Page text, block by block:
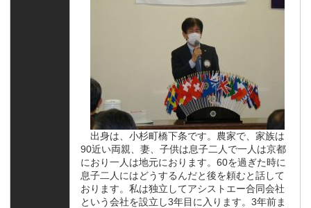
出身は、小杉町橋下条です。農家で、家族は
90近い両親、妻、子供は息子二人で一人は京都
におり一人は地元におります。60を過ぎた時に
息子二人にはどうするんだと後を頼むと話して
おります。私は独立してアシストエー合同会社
という会社を設立し3年目に入ります。3年前ま